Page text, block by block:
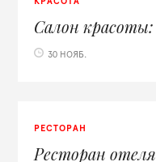
Салон красоты
30 НОЯБ.
РЕСТОРАН
Ресторан отеля